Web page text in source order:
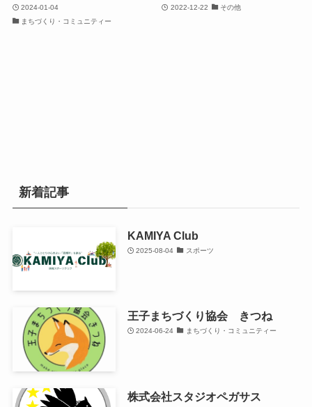
2024-01-04
まちづくり・コミュニティー
2022-12-22 その他
新着記事
KAMIYA Club
2025-08-04 スポーツ
王子まちづくり協会 きつね
2024-06-24 まちづくり・コミュニティー
株式会社スタジオペガサス